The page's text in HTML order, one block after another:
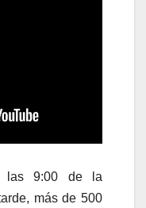
las 9:00 de la
más de 500